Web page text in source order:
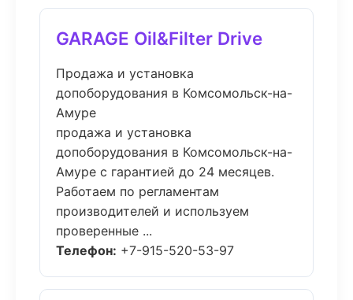
GARAGE Oil&Filter Drive
Продажа и установка
допоборудования в Комсомольск-на-
Амуре
продажа и установка
допоборудования в Комсомольск-на-
Амуре с гарантией до 24 месяцев.
Работаем по регламентам
производителей и используем
проверенные ...
Телефон: +7-915-520-53-97